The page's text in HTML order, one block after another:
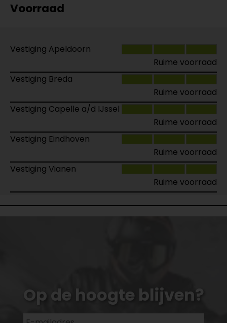
Voorraad
Vestiging Apeldoorn
Ruime voorraad
Vestiging Breda
Ruime voorraad
Vestiging Capelle a/d IJssel
Ruime voorraad
Vestiging Eindhoven
Ruime voorraad
Vestiging Vianen
Ruime voorraad
Op de hoogte blijven?